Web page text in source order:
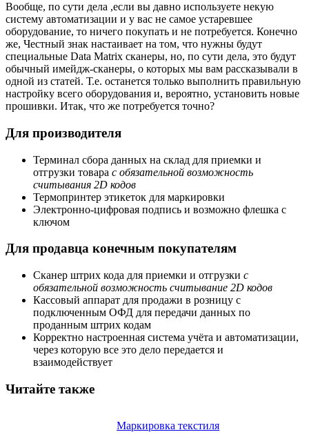
Вообще, по сути дела ,если вы давно используете некую
систему автоматизации и у вас не самое устаревшее
оборудование, то ничего покупать и не потребуется. Конечно
же, Честный знак настаивает на том, что нужны будут
специальные Data Matrix сканеры, но, по сути дела, это будут
обычный имейдж-сканеры, о которых мы вам рассказывали в
одной из статей. Т.е. останется только выполнить правильную
настройку всего оборудования и, вероятно, установить новые
прошивки. Итак, что же потребуется точно?
Для производителя
Терминал сбора данных на склад для приемки и
отгрузки товара c обязательной возможность
считывания 2D кодов
Термопринтер этикеток для маркировки
Электронно-цифровая подпись и возможно флешка с
ключом
Для продавца конечным покупателям
Сканер штрих кода для приемки и отгрузки c
обязательной возможность считывание 2D кодов
Кассовый аппарат для продажи в розницу с
подключенным ОФД для передачи данных по
проданным штрих кодам
Корректно настроенная система учёта и автоматизации,
через которую все это дело передается и
взаимодействует
Читайте также
Маркировка текстиля